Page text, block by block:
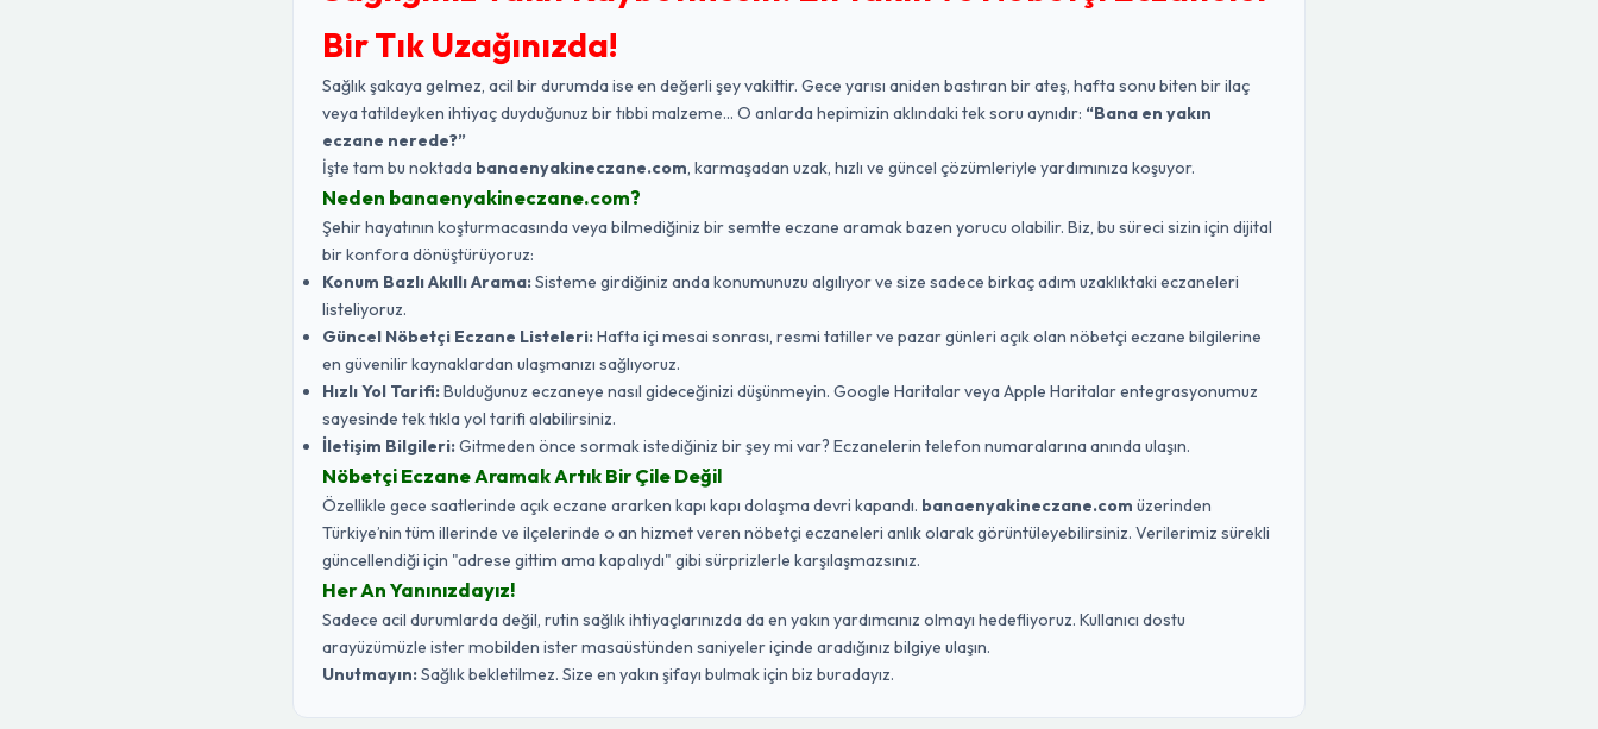
Bir Tık Uzağınızda!
Sağlık şakaya gelmez, acil bir durumda ise en değerli şey vakittir. Gece yarısı aniden bastıran bir ateş, hafta sonu biten bir ilaç
veya tatildeyken ihtiyaç duyduğunuz bir tıbbi malzeme... O anlarda hepimizin aklındaki tek soru aynıdır: “Bana en yakın
eczane nerede?”
İşte tam bu noktada banaenyakineczane.com, karmaşadan uzak, hızlı ve güncel çözümleriyle yardımınıza koşuyor.
Neden banaenyakineczane.com?
Şehir hayatının koşturmacasında veya bilmediğiniz bir semtte eczane aramak bazen yorucu olabilir. Biz, bu süreci sizin için dijital
bir konfora dönüştürüyoruz:
Konum Bazlı Akıllı Arama:Sisteme girdiğiniz anda konumunuzu algılıyor ve size sadece birkaç adım uzaklıktaki eczaneleri
listeliyoruz.
Güncel Nöbetçi Eczane Listeleri:Hafta içi mesai sonrası, resmi tatiller ve pazar günleri açık olan nöbetçi eczane bilgilerine
en güvenilir kaynaklardan ulaşmanızı sağlıyoruz.
Hızlı Yol Tarifi:Bulduğunuz eczaneye nasıl gideceğinizi düşünmeyin. Google Haritalar veya Apple Haritalar entegrasyonumuz
sayesinde tek tıkla yol tarifi alabilirsiniz.
İletişim Bilgileri:Gitmeden önce sormak istediğiniz bir şey mi var? Eczanelerin telefon numaralarına anında ulaşın.
Nöbetçi Eczane Aramak Artık Bir Çile Değil
Özellikle gece saatlerinde açık eczane ararken kapı kapı dolaşma devri kapandı. banaenyakineczane.com üzerinden
Türkiye’nin tüm illerinde ve ilçelerinde o an hizmet veren nöbetçi eczaneleri anlık olarak görüntüleyebilirsiniz. Verilerimiz sürekli
güncellendiği için "adrese gittim ama kapalıydı" gibi sürprizlerle karşılaşmazsınız.
Her An Yanınızdayız!
Sadece acil durumlarda değil, rutin sağlık ihtiyaçlarınızda da en yakın yardımcınız olmayı hedefliyoruz. Kullanıcı dostu
arayüzümüzle ister mobilden ister masaüstünden saniyeler içinde aradığınız bilgiye ulaşın.
Unutmayın:Sağlık bekletilmez. Size en yakın şifayı bulmak için biz buradayız.